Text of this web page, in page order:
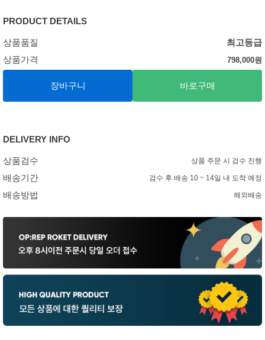
PRODUCT DETAILS
상품품질
최고등급
상품가격
798,000원
장바구니 바로구매
DELIVERY INFO
상품검수 상품 주문 시 검수 진행
배송기간 검수 후 배송 10 ~ 14일 내 도착 예정
배송방법 해외배송